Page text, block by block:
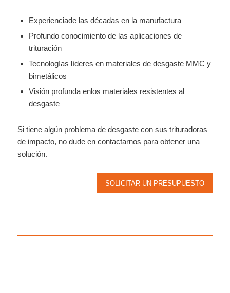
Experienciade las décadas en la manufactura
Profundo conocimiento de las aplicaciones de
trituración
Tecnologías líderes en materiales de desgaste MMC y
bimetálicos
Visión profunda enlos materiales resistentes al
desgaste
Si tiene algún problema de desgaste con sus trituradoras
de impacto, no dude en contactarnos para obtener una
solución.
SOLICITAR UN PRESUPUESTO